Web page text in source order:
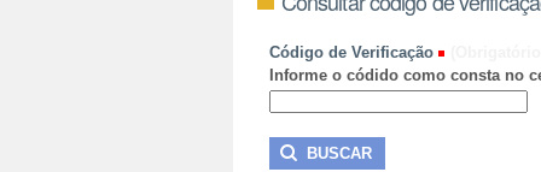
Código de Verificação
Informe o códido como consta no